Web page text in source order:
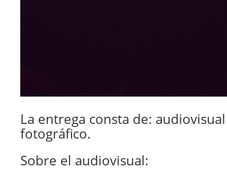
La entrega consta de:
fotográfico.
Sobre el audiovisual: